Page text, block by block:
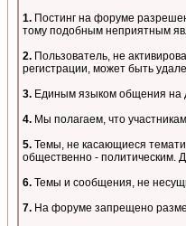
1. Постинг на форуме
тому подобным неприятным
2. Пользователь, не
регистрации, может быть
3. Единым языком общения на
4. Мы полагаем, что
5. Темы, не касающиеся
общественно - политическим.
6. Темы и сообщения, не
7. На форуме запрещено